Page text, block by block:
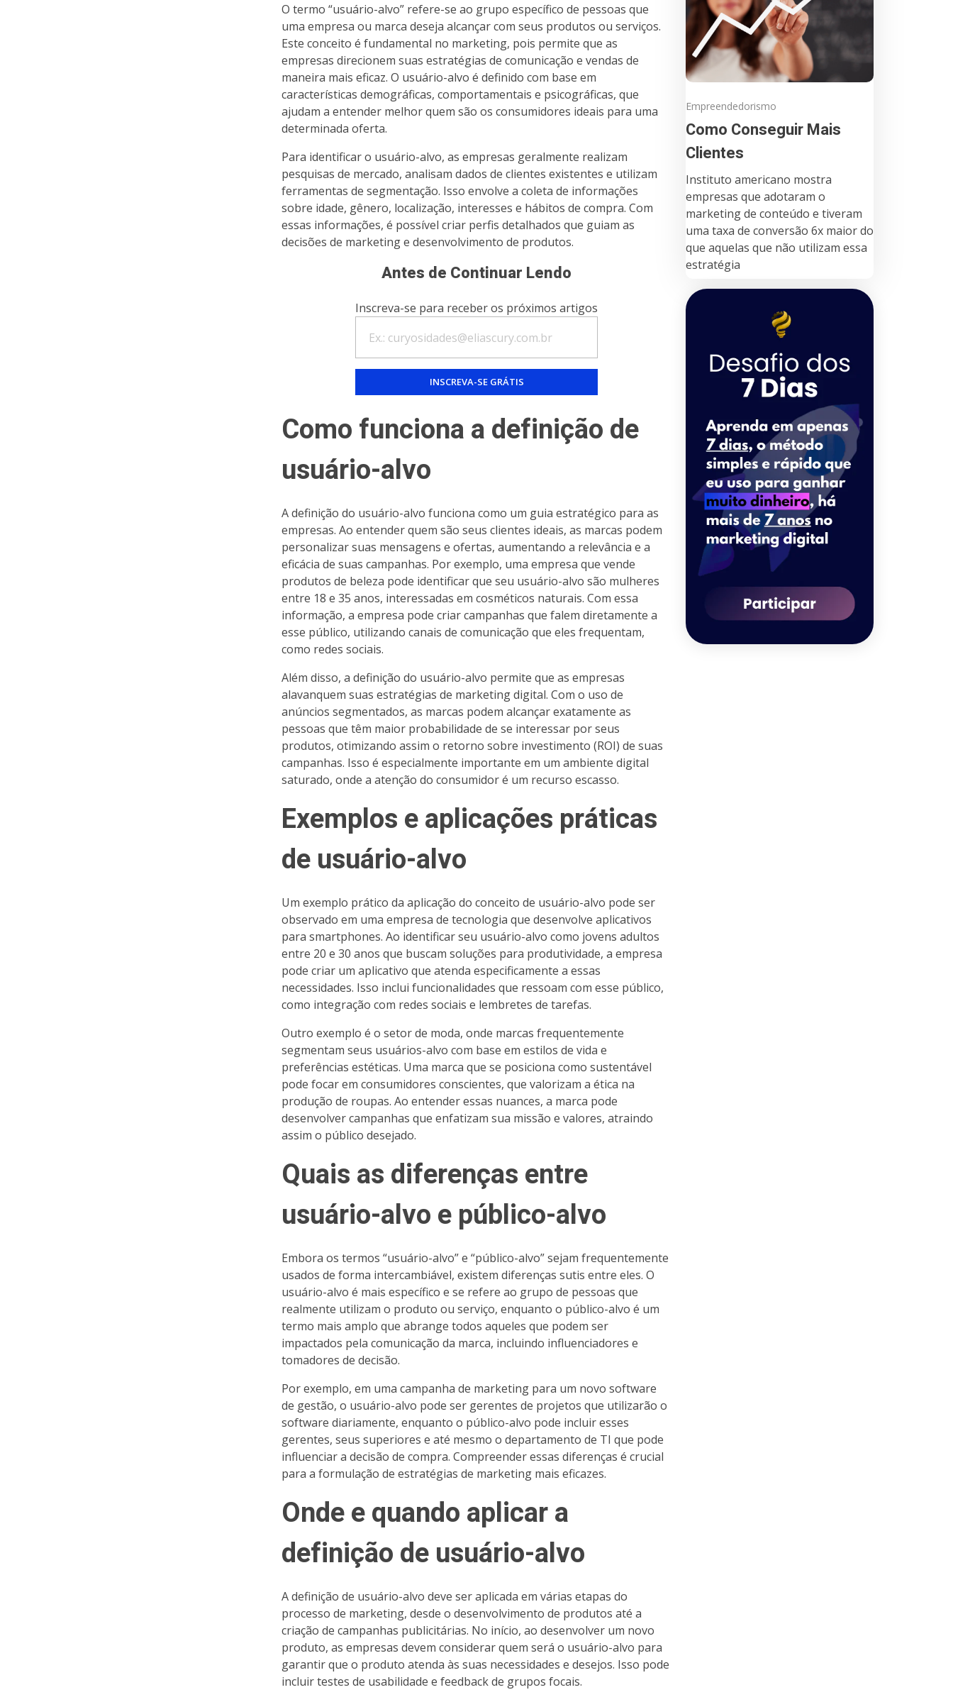
O termo “usuário-alvo” refere-se ao grupo específico de pessoas que
uma empresa ou marca deseja alcançar com seus produtos ou serviços.
Este conceito é fundamental no marketing, pois permite que as
empresas direcionem suas estratégias de comunicação e vendas de
maneira mais eficaz. O usuário-alvo é definido com base em
características demográficas, comportamentais e psicográficas, que
ajudam a entender melhor quem são os consumidores ideais para uma
determinada oferta.
Para identificar o usuário-alvo, as empresas geralmente realizam
pesquisas de mercado, analisam dados de clientes existentes e utilizam
ferramentas de segmentação. Isso envolve a coleta de informações
sobre idade, gênero, localização, interesses e hábitos de compra. Com
essas informações, é possível criar perfis detalhados que guiam as
decisões de marketing e desenvolvimento de produtos.
Antes de Continuar Lendo
Inscreva-se para receber os próximos artigos
Como funciona a definição de
usuário-alvo
A definição do usuário-alvo funciona como um guia estratégico para as
empresas. Ao entender quem são seus clientes ideais, as marcas podem
personalizar suas mensagens e ofertas, aumentando a relevância e a
eficácia de suas campanhas. Por exemplo, uma empresa que vende
produtos de beleza pode identificar que seu usuário-alvo são mulheres
entre 18 e 35 anos, interessadas em cosméticos naturais. Com essa
informação, a empresa pode criar campanhas que falem diretamente a
esse público, utilizando canais de comunicação que eles frequentam,
como redes sociais.
Além disso, a definição do usuário-alvo permite que as empresas
alavanquem suas estratégias de marketing digital. Com o uso de
anúncios segmentados, as marcas podem alcançar exatamente as
pessoas que têm maior probabilidade de se interessar por seus
produtos, otimizando assim o retorno sobre investimento (ROI) de suas
campanhas. Isso é especialmente importante em um ambiente digital
saturado, onde a atenção do consumidor é um recurso escasso.
Exemplos e aplicações práticas
de usuário-alvo
Um exemplo prático da aplicação do conceito de usuário-alvo pode ser
observado em uma empresa de tecnologia que desenvolve aplicativos
para smartphones. Ao identificar seu usuário-alvo como jovens adultos
entre 20 e 30 anos que buscam soluções para produtividade, a empresa
pode criar um aplicativo que atenda especificamente a essas
necessidades. Isso inclui funcionalidades que ressoam com esse público,
como integração com redes sociais e lembretes de tarefas.
Outro exemplo é o setor de moda, onde marcas frequentemente
segmentam seus usuários-alvo com base em estilos de vida e
preferências estéticas. Uma marca que se posiciona como sustentável
pode focar em consumidores conscientes, que valorizam a ética na
produção de roupas. Ao entender essas nuances, a marca pode
desenvolver campanhas que enfatizam sua missão e valores, atraindo
assim o público desejado.
Quais as diferenças entre
usuário-alvo e público-alvo
Embora os termos “usuário-alvo” e “público-alvo” sejam frequentemente
usados de forma intercambiável, existem diferenças sutis entre eles. O
usuário-alvo é mais específico e se refere ao grupo de pessoas que
realmente utilizam o produto ou serviço, enquanto o público-alvo é um
termo mais amplo que abrange todos aqueles que podem ser
impactados pela comunicação da marca, incluindo influenciadores e
tomadores de decisão.
Por exemplo, em uma campanha de marketing para um novo software
de gestão, o usuário-alvo pode ser gerentes de projetos que utilizarão o
software diariamente, enquanto o público-alvo pode incluir esses
gerentes, seus superiores e até mesmo o departamento de TI que pode
influenciar a decisão de compra. Compreender essas diferenças é crucial
para a formulação de estratégias de marketing mais eficazes.
Onde e quando aplicar a
definição de usuário-alvo
A definição de usuário-alvo deve ser aplicada em várias etapas do
processo de marketing, desde o desenvolvimento de produtos até a
criação de campanhas publicitárias. No início, ao desenvolver um novo
produto, as empresas devem considerar quem será o usuário-alvo para
garantir que o produto atenda às suas necessidades e desejos. Isso pode
incluir testes de usabilidade e feedback de grupos focais.
Empreendedorismo
Como Conseguir Mais
Clientes
Instituto americano mostra
empresas que adotaram o
marketing de conteúdo e tiveram
uma taxa de conversão 6x maior do
que aquelas que não utilizam essa
estratégia